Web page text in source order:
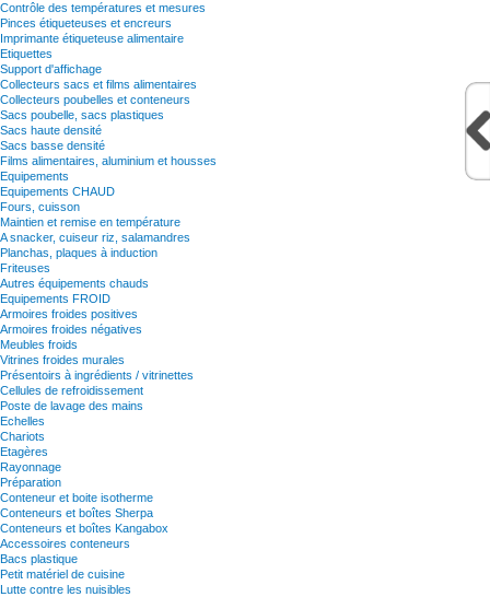
Contrôle des températures et mesures
Pinces étiqueteuses et encreurs
Imprimante étiqueteuse alimentaire
Etiquettes
Support d'affichage
Collecteurs sacs et films alimentaires
Collecteurs poubelles et conteneurs
Sacs poubelle, sacs plastiques
Sacs haute densité
Sacs basse densité
Films alimentaires, aluminium et housses
Equipements
Equipements CHAUD
Fours, cuisson
Maintien et remise en température
A snacker, cuiseur riz, salamandres
Planchas, plaques à induction
Friteuses
Autres équipements chauds
Equipements FROID
Armoires froides positives
Armoires froides négatives
Meubles froids
Vitrines froides murales
Présentoirs à ingrédients / vitrinettes
Cellules de refroidissement
Poste de lavage des mains
Echelles
Chariots
Etagères
Rayonnage
Préparation
Conteneur et boite isotherme
Conteneurs et boîtes Sherpa
Conteneurs et boîtes Kangabox
Accessoires conteneurs
Bacs plastique
Petit matériel de cuisine
Lutte contre les nuisibles